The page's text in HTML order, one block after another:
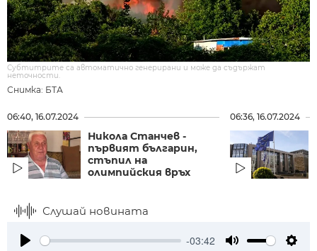
Снимка: БТА
Субтитрите са автоматично генерирани и може да съдържат
неточности.
06:40, 16.07.2024
Никола Станчев -
първият българин,
стъпил на
олимпийския връх
06:36, 16.07.2024
Слушай новината
-03:42